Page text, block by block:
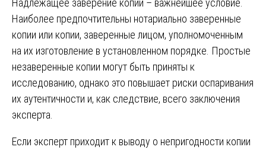
Надлежащее заверение копии – важнейшее условие.
Наиболее предпочтительны нотариально заверенные
копии или копии, заверенные лицом, уполномоченным
на их изготовление в установленном порядке. Простые
незаверенные копии могут быть приняты к
исследованию, однако это повышает риски оспаривания
их аутентичности и, как следствие, всего заключения
эксперта.
Если эксперт приходит к выводу о непригодности копии